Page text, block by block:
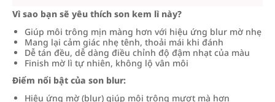
Vì sao bạn sẽ yêu thích son kem lì này?
Giúp môi trông mịn màng hơn với hiệu ứng blur mờ nhẹ
Mang lại cảm giác nhẹ tênh, thoải mái khi đánh
Dễ tán đều, dễ dàng điều chỉnh độ đậm nhạt của màu
Finish mờ lì tự nhiên, không lộ vân môi
Điểm nổi bật của son blur:
Hiệu ứng mờ (blur) giúp môi trông mượt mà hơn